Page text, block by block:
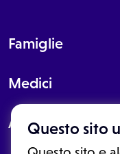
Questo sito
Famiglie
Medici
About